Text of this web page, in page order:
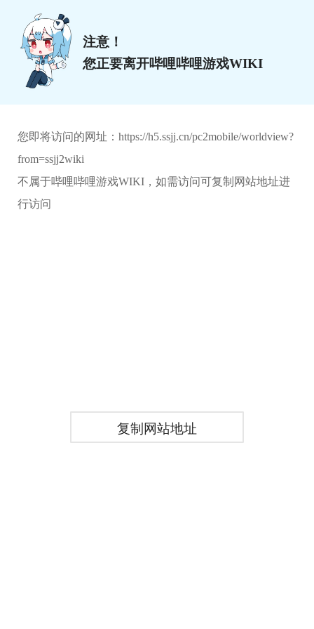
注意！
您正要离开哔哩哔哩游戏WIKI
您即将访问的网址： https://h5.ssjj.cn/pc2mobile/worldview?
from=ssjj2wiki
不属于哔哩哔哩游戏WIKI，如需访问可复制网站地址进
行访问
复制网站地址